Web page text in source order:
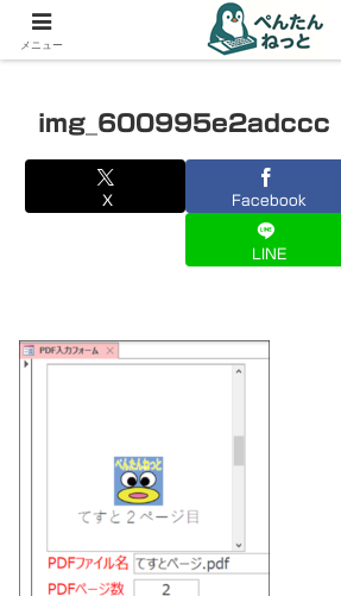
PCやガジェットの備忘録
img_600995e2adccc
X Facebook
LINE
メニュー